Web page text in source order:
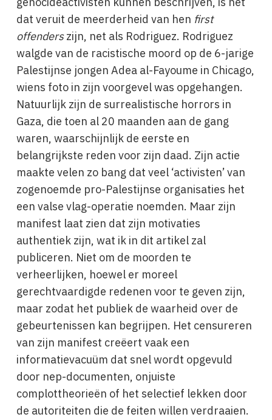
dat veruit de meerderheid van hen first
offenderszijn, net als Rodriguez. Rodriguez
walgde van de racistische moord op de 6-jarige
Palestijnse jongen Adea al-Fayoume in Chicago,
wiens foto in zijn voorgevel was opgehangen.
Natuurlijk zijn de surrealistische horrors in
Gaza, die toen al 20 maanden aan de gang
waren, waarschijnlijk de eerste en
belangrijkste reden voor zijn daad. Zijn actie
maakte velen zo bang dat veel ‘activisten’ van
zogenoemde pro-Palestijnse organisaties het
een valse vlag-operatie noemden. Maar zijn
manifest laat zien dat zijn motivaties
authentiek zijn, wat ik in dit artikel zal
publiceren. Niet om de moorden te
verheerlijken, hoewel er moreel
gerechtvaardigde redenen voor te geven zijn,
maar zodat het publiek de waarheid over de
gebeurtenissen kan begrijpen. Het censureren
van zijn manifest creëert vaak een
informatievacuüm dat snel wordt opgevuld
door nep-documenten, onjuiste
complottheorieën of het selectief lekken door
de autoriteiten die de feiten willen verdraaien.